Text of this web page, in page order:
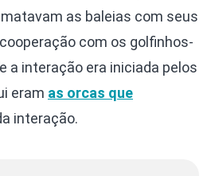
as baleias com seus
com os golfinhos-
a interação era iniciada pelos
eram as orcas que
interação.